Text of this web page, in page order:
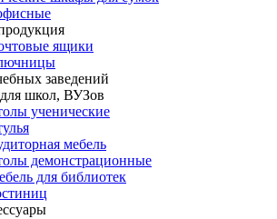
ящики
заведений
школ, ВУЗов
ученические
мебель
демонстрационные
для библиотек